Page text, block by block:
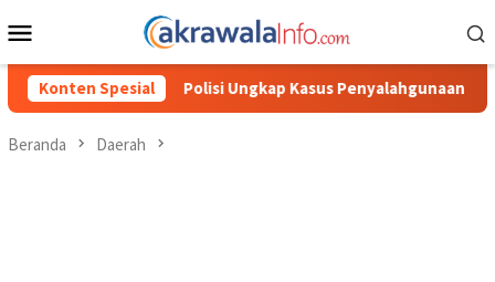
ke
Mobile
Konten Spesial
Kasus Penyalahgunaan BBM Solar Subsidi, Kasat
Beranda Daerah